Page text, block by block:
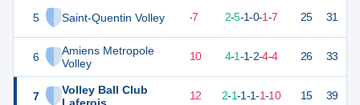
5 Saint-Quentin Volley
6
Amiens Metropole
Volley
7
Volley Ball Club
20 16 -7 2-5-1-0-1-7 25 31
19 10 4-1-1-2-4-4 26 33
12 12 2-1-1-1-1-10 15 39